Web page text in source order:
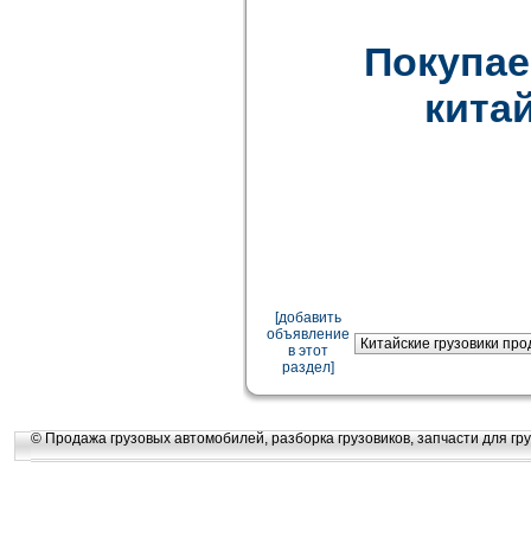
[добавить
объявление
в этот
раздел]
© Продажа грузовых автомобилей, разборка грузовиков, запчасти для